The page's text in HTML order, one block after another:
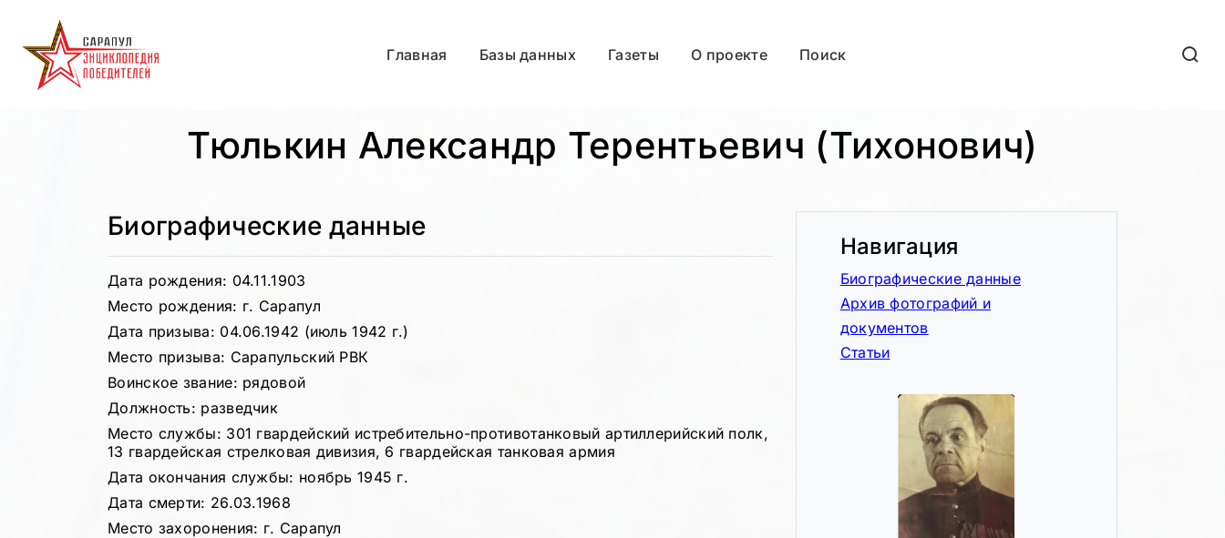
Главная Базы данных Газеты О проекте Поиск
Тюлькин Александр Терентьевич (Тихонович)
Биографические данные
Дата рождения: 04.11.1903
Место рождения: г. Сарапул
Дата призыва: 04.06.1942 (июль 1942 г.)
Место призыва: Сарапульский РВК
Воинское звание: рядовой
Должность: разведчик
Место службы: 301 гвардейский истребительно-противотанковый артиллерийский полк,
13 гвардейская стрелковая дивизия, 6 гвардейская танковая армия
Дата окончания службы: ноябрь 1945 г.
Дата смерти: 26.03.1968
Место захоронения: г. Сарапул
Навигация
Биографические данные
Архив фотографий и
документов
Статьи